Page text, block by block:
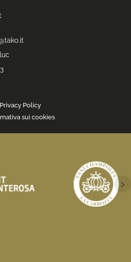
Privacy Policy
sui cookies
›